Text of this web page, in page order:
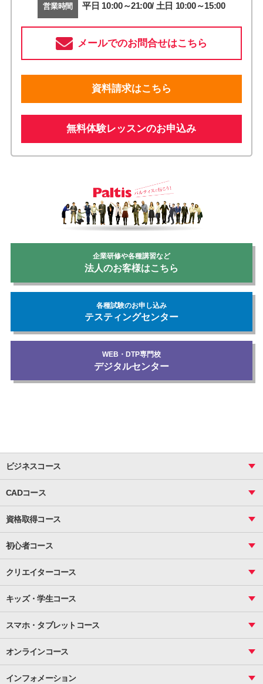
営業時間 平日 10:00～21:00/ 土日 10:00～15:00
メールでのお問合せはこちら
資料請求はこちら
無料体験レッスンのお申込み
企業研修や各種講習など
法人のお客様はこちら
各種試験のお申し込み
テスティングセンター
WEB・DTP専門校
デジタルセンター
ビジネスコース
関数
ピボットテーブル
マクロ
資料作成（基礎）
資料作成（応用）
Word
文書作成（応用）
文書作成（デザイン活用）
Access
CADコース
図面作成（基礎）
図面作成（応用）
資格取得コース
ビジネス統計
CS
サーティファイ
初心者コース
インターネット活用
メール活用
クリエイターコース
基礎
応用
Illustrator
基礎
応用
HTML/CSS
InDesign
キッズ・学生コース
プライマリー（年長～小２）
スタンダード（小３～小６）
マインクラフト（年長～小６）
パソコンコース
スマホ・タブレットコース
初めてのInstagram
オンラインコース
インフォメーション